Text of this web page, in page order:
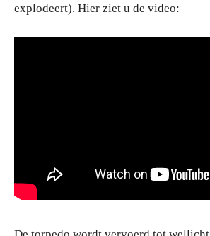
explodeert). Hier ziet u de video: